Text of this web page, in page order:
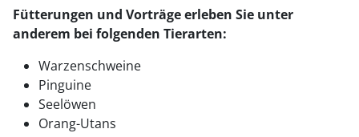
Fütterungen und Vorträge erleben Sie unter
anderem bei folgenden Tierarten:
Warzenschweine
Pinguine
Seelöwen
Orang-Utans